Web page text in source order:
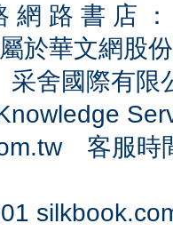
網 路 書 店
於華文網股
采舍國際有
客服時